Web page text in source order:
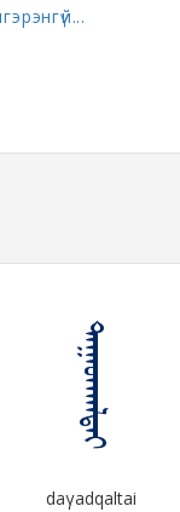
ᠳᠠᠭᠠᠳᠬᠠᠯᠲᠠᠶ
daγadqaltai